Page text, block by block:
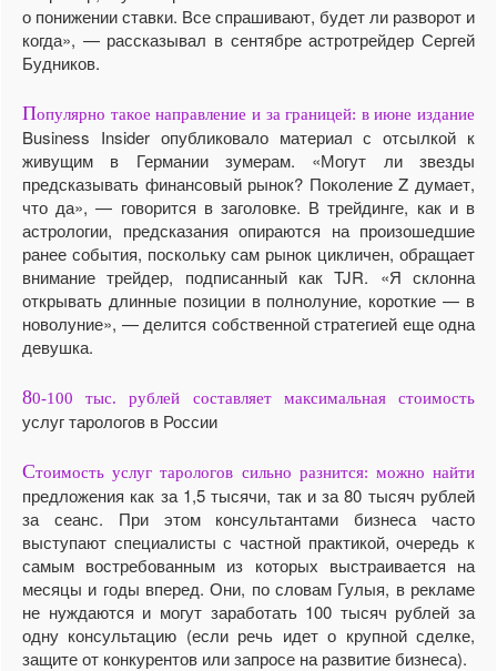
о понижении ставки. Все спрашивают, будет ли разворот и
когда», — рассказывал в сентябре астротрейдер Сергей
Будников.
Популярно такое направление и за границей: в июне издание
Business Insider опубликовало материал с отсылкой к
живущим в Германии зумерам. «Могут ли звезды
предсказывать финансовый рынок? Поколение Z думает,
что да», — говорится в заголовке. В трейдинге, как и в
астрологии, предсказания опираются на произошедшие
ранее события, поскольку сам рынок цикличен, обращает
внимание трейдер, подписанный как TJR. «Я склонна
открывать длинные позиции в полнолуние, короткие — в
новолуние», — делится собственной стратегией еще одна
девушка.
80-100 тыс. рублей составляет максимальная стоимость
услуг тарологов в России
Стоимость услуг тарологов сильно разнится: можно найти
предложения как за 1,5 тысячи, так и за 80 тысяч рублей
за сеанс. При этом консультантами бизнеса часто
выступают специалисты с частной практикой, очередь к
самым востребованным из которых выстраивается на
месяцы и годы вперед. Они, по словам Гулыя, в рекламе
не нуждаются и могут заработать 100 тысяч рублей за
одну консультацию (если речь идет о крупной сделке,
защите от конкурентов или запросе на развитие бизнеса).